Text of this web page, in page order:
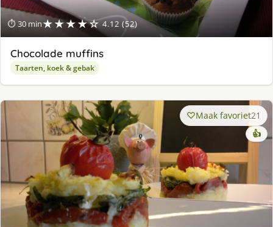
⏱ 30 min★★★★☆ 4.12 (52)
Chocolade muffins
Taarten, koek & gebak
Maak favoriet21
👍